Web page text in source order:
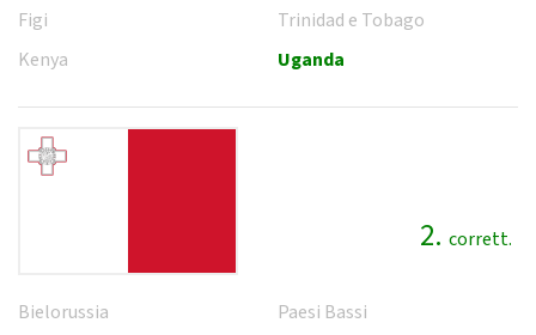
Figi
Kenya
Trinidad e Tobago
Uganda
2. corrett.
Bielorussia
Paesi Bassi